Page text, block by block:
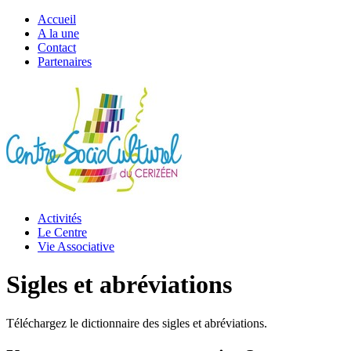
Accueil
A la une
Contact
Partenaires
Activités
Le Centre
Vie Associative
Sigles et abréviations
Téléchargez le dictionnaire des sigles et abréviations.